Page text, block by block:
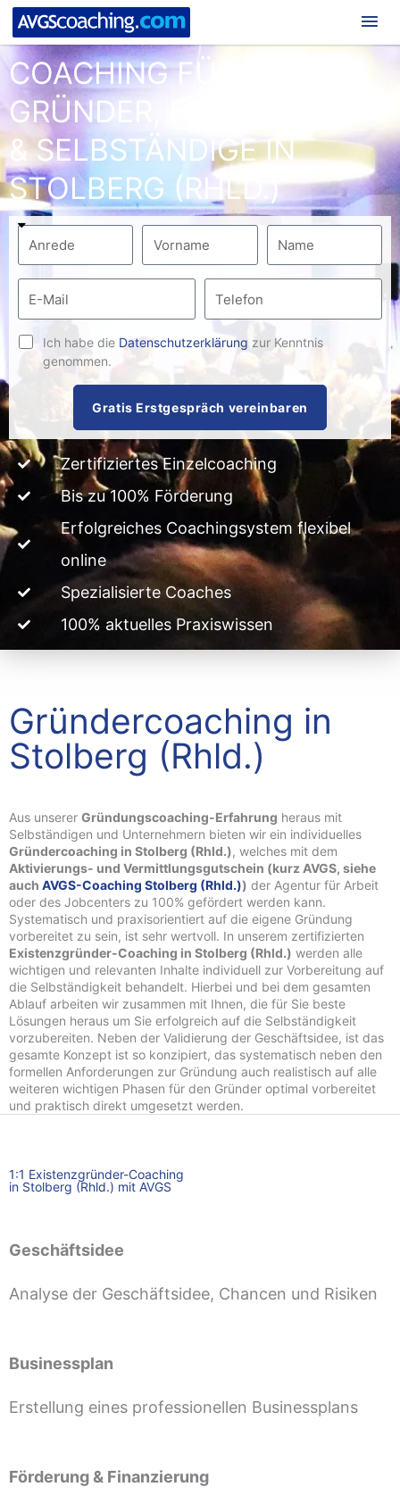
COACHING FÜR
GRÜNDER, FREIBERUFLER
& SELBSTÄNDIGE IN
STOLBERG (RHLD.)
Ich habe die Datenschutzerklärung zur Kenntnis
genommen.
Gratis Erstgespräch vereinbaren
Zertifiziertes Einzelcoaching
Bis zu 100% Förderung
Erfolgreiches Coachingsystem flexibel
online
Spezialisierte Coaches
100% aktuelles Praxiswissen
Gründercoaching in
Stolberg (Rhld.)
Aus unserer Gründungscoaching-Erfahrung heraus mit
Selbständigen und Unternehmern bieten wir ein individuelles
Gründercoaching in Stolberg (Rhld.), welches mit dem
Aktivierungs- und Vermittlungsgutschein (kurz AVGS, siehe
auch AVGS-Coaching Stolberg (Rhld.)) der Agentur für Arbeit
oder des Jobcenters zu 100% gefördert werden kann.
Systematisch und praxisorientiert auf die eigene Gründung
vorbereitet zu sein, ist sehr wertvoll. In unserem zertifizierten
Existenzgründer-Coaching in Stolberg (Rhld.) werden alle
wichtigen und relevanten Inhalte individuell zur Vorbereitung auf
die Selbständigkeit behandelt. Hierbei und bei dem gesamten
Ablauf arbeiten wir zusammen mit Ihnen, die für Sie beste
Lösungen heraus um Sie erfolgreich auf die Selbständigkeit
vorzubereiten. Neben der Validierung der Geschäftsidee, ist das
gesamte Konzept ist so konzipiert, das systematisch neben den
formellen Anforderungen zur Gründung auch realistisch auf alle
weiteren wichtigen Phasen für den Gründer optimal vorbereitet
und praktisch direkt umgesetzt werden.
1:1 Existenzgründer-Coaching
in Stolberg (Rhld.) mit AVGS
Geschäftsidee
Analyse der Geschäftsidee, Chancen und Risiken
Businessplan
Erstellung eines professionellen Businessplans
Förderung & Finanzierung